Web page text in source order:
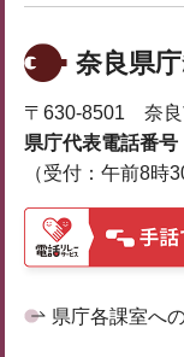
奈良県庁
〒630-8501 奈良
県庁代表電話番号
（受付：午前8時
県庁各課室へ